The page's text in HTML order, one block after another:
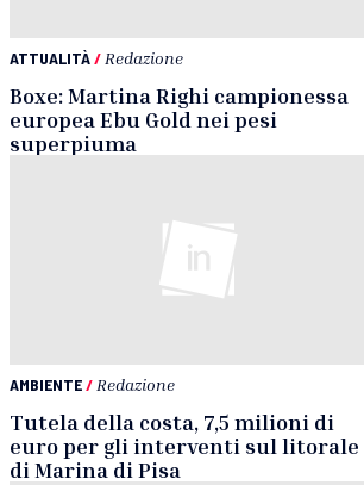
ATTUALITÀ/ Redazione
Boxe: Martina Righi campionessa
europea Ebu Gold nei pesi
superpiuma
AMBIENTE/ Redazione
Tutela della costa, 7,5 milioni di
euro per gli interventi sul litorale
di Marina di Pisa